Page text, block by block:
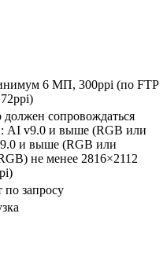
6 МП, 300ppi (по FTP
сопровождаться
AI v9.0 и выше (RGB или
и выше (RGB или
не менее 2816×2112
по запросу